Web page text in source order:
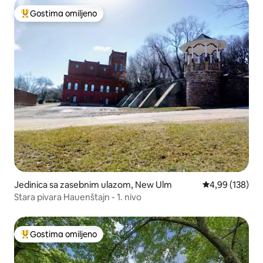
Najuspešniji među gostima omiljenim
Gostima omiljeno
Jedinica sa zasebnim ulazom, New Ulm Prosečna
4,99 (138)
Stara pivara Hauenštajn - 1. nivo
Najuspešniji među gostima omiljenim
Gostima omiljeno